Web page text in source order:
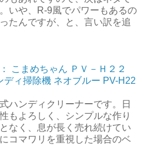
いや、R-9風でパワーもあるの
たんですが、と、言い訳を追
こまめちゃん ＰＶ－Ｈ２２
ディ掃除機 ネオブルー PV-H22
ハンディクリーナーです。日
もよろしく、シンプルな作り
なく、息が長く売れ続けてい
コマワリを重視した場合のベ